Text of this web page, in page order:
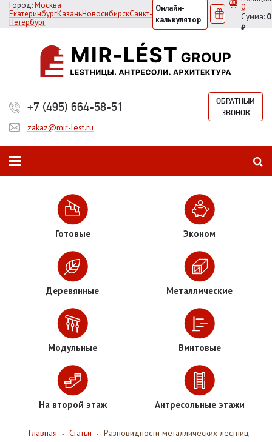
Город:Москва
ЕкатеринбургКазаньНовосибирскСанкт-
Петербург
Онлайн-
калькулятор
0
Сумма: 0
₽
+7 (495) 664-58-51
ОБРАТНЫЙ
ЗВОНОК
zakaz@mir-lest.ru
Готовые Эконом
Деревянные Металлические
Модульные Винтовые
На второй этаж Антресольные этажи
Главная - Статьи - Разновидности металлических лестниц